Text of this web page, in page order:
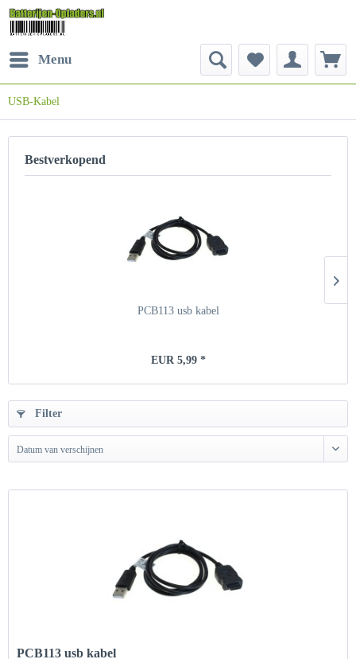
Menu
USB-Kabel
Bestverkopend
PCB113 usb kabel
EUR 5,99 *
Filter
Datum van verschijnen
PCB113 usb kabel